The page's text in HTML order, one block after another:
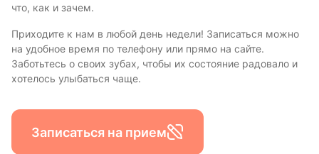
что, как и зачем.
Приходите к нам в любой день недели! Записаться можно
на удобное время по телефону или прямо на сайте.
Заботьтесь о своих зубах, чтобы их состояние радовало и
хотелось улыбаться чаще.
Записаться на прием